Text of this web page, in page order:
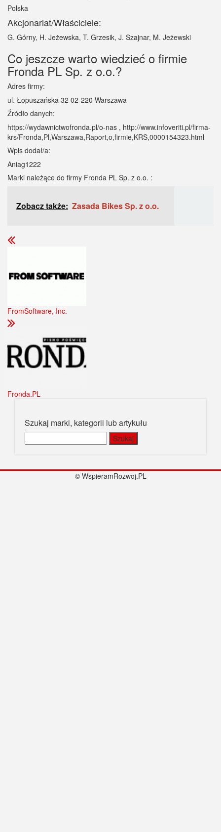
Polska
Akcjonariat/Właściciele:
G. Górny, H. Jeżewska, T. Grzesik, J. Szajnar, M. Jeżewski
Co jeszcze warto wiedzieć o firmie
Fronda PL Sp. z o.o.?
Adres firmy:
ul. Łopuszańska 32 02-220 Warszawa
Źródło danych:
https://wydawnictwofronda.pl/o-nas , http://www.infoveriti.pl/firma-
krs/Fronda,Pl,Warszawa,Raport,o,firmie,KRS,0000154323.html
Wpis dodał/a:
Aniag1222
Marki należące do firmy Fronda PL Sp. z o.o. :
Zobacz także: Zasada Bikes Sp. z o.o.
FromSoftware, Inc.
Fronda.PL
Szukaj marki, kategorii lub artykułu
© WspieramRozwoj.PL